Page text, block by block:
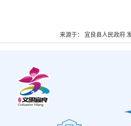
来源于： 宜良县人民政府